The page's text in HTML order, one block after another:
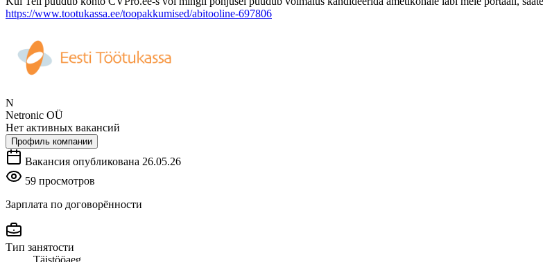
https://www.tootukassa.ee/toopakkumised/abitooline-697806
N
Netronic OÜ
Нет активных вакансий
Профиль компании
Вакансия опубликована 26.05.26
59 просмотров
Зарплата по договорённости
Тип занятости
Täistööaeg